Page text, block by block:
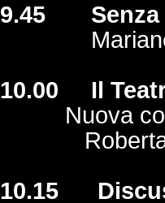
9.45
10.00 Il
Nuova
10.15